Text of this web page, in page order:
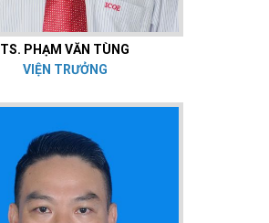
TS. PHẠM VĂN TÙNG
VIỆN TRƯỞNG